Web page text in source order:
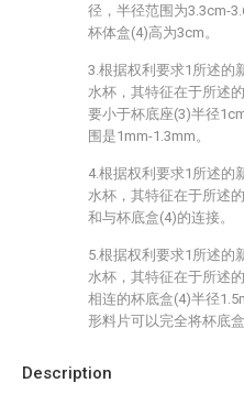
Description
径，半径范围为3.3cm-
杯体盒(4)高为3cm。
3.根据权利要求1所述的
水杯，其特征在于所述
要小于杯底座(3)半径
围是1mm-1.3mm。
4.根据权利要求1所述的
水杯，其特征在于所述
和与杯底盒(4)的连接。
5.根据权利要求1所述的
水杯，其特征在于所述
相连的杯底盒(4)半径
形料片可以完全将杯底